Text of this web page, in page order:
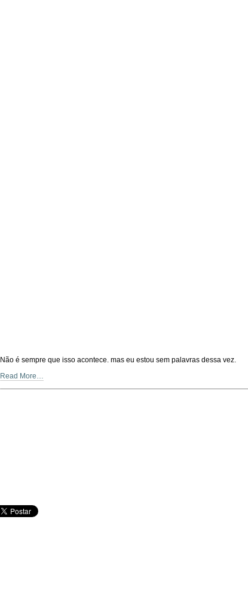
Não é sempre que isso acontece. mas eu estou sem palavras dessa vez.
Read More…